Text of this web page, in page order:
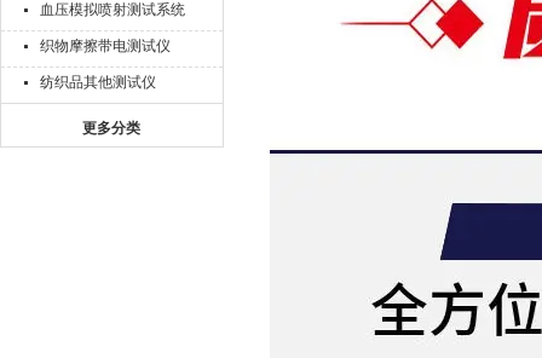
血压模拟喷射测试系统
织物摩擦带电测试仪
纺织品其他测试仪
更多分类